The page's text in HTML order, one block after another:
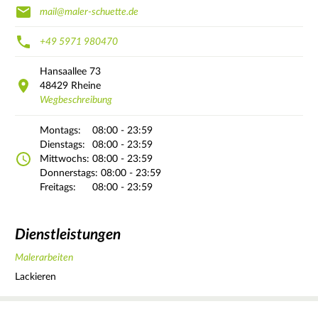
mail@maler-schuette.de
+49 5971 980470
Hansaallee 73
48429 Rheine
Wegbeschreibung
Montags:
08:00 - 23:59
Dienstags:
08:00 - 23:59
Mittwochs: 08:00 - 23:59
Donnerstags: 08:00 - 23:59
Freitags:
08:00 - 23:59
Dienstleistungen
Malerarbeiten
Lackieren